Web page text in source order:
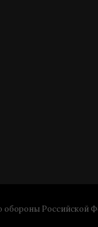
обороны Российской